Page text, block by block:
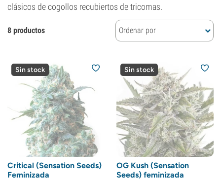
clásicos de cogollos recubiertos de tricomas.
8 productos Ordenar por
Sin stock
Critical (Sensation Seeds)
Feminizada
Sin stock
OG Kush (Sensation
Seeds) feminizada